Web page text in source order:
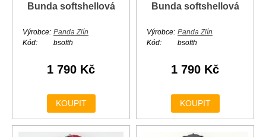
Bunda softshellová
Výrobce: Panda Zlín
Kód:
bsofth
1 790 Kč
KOUPIT
Bunda softshellová
Výrobce: Panda Zlín
Kód:
bsofth
1 790 Kč
KOUPIT